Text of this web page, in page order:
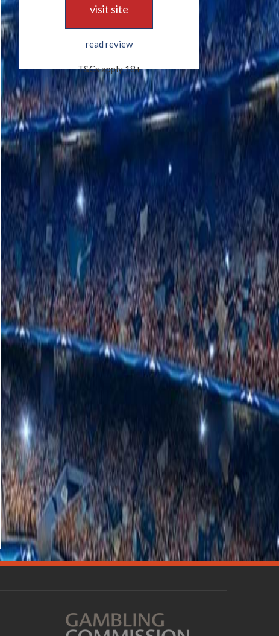
visit site
read review
T&Cs apply 18+